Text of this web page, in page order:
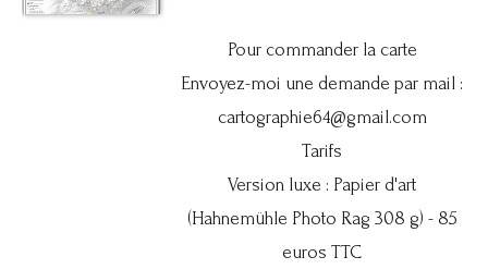
Pour commander la carte
Envoyez-moi une demande par mail :
cartographie64@gmail.com
Tarifs
Version luxe : Papier d'art
(Hahnemühle Photo Rag 308 g) - 85
euros TTC